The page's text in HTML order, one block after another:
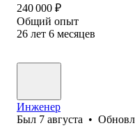
240 000 ₽
Общий опыт
26 лет 6 месяцев
Инженер
Был 7 августа •